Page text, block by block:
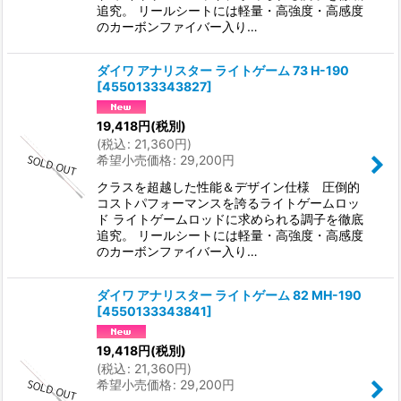
追究。 リールシートには軽量・高強度・高感度
のカーボンファイバー入り…
ダイワ アナリスター ライトゲーム 73 H-190
[4550133343827]
19,418円(税別)
(税込: 21,360円)
希望小売価格: 29,200円
クラスを超越した性能＆デザイン仕様 圧倒的
コストパフォーマンスを誇るライトゲームロッ
ド ライトゲームロッドに求められる調子を徹底
追究。 リールシートには軽量・高強度・高感度
のカーボンファイバー入り…
ダイワ アナリスター ライトゲーム 82 MH-190
[4550133343841]
19,418円(税別)
(税込: 21,360円)
希望小売価格: 29,200円